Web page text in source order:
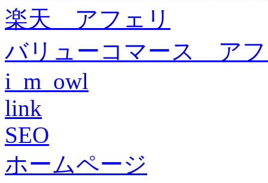
楽天 アフェリ
バリューコマース ア
i_m_owl
link
SEO
ホームページ